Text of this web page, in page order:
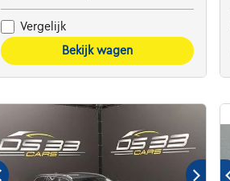
Vergelijk
Bekijk wagen